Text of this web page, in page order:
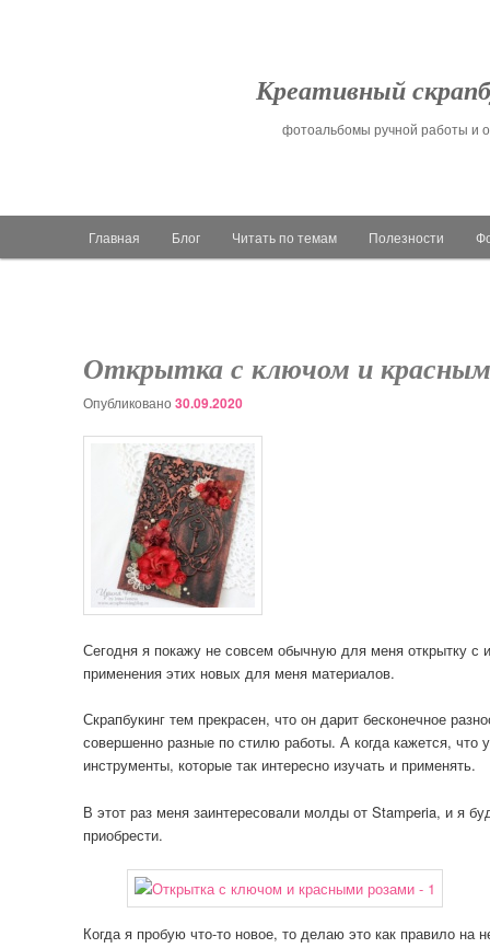
Креативный
фотоальбомы ручной работы и
Перейти к основному содержимому
Перейти к дополнительному содержимому
Главная Блог Читать по темам Полезности
Открытка с ключом и
Опубликовано 30.09.2020
Сегодня я покажу не совсем обычную для меня открытку с
применения этих новых для меня материалов.
Скрапбукинг тем прекрасен, что он дарит бесконечное
совершенно разные по стилю работы. А когда кажется,
инструменты, которые так интересно изучать и применять.
В этот раз меня заинтересовали молды от Stamperia, и я
приобрести.
Когда я пробую что-то новое, то делаю это как правило